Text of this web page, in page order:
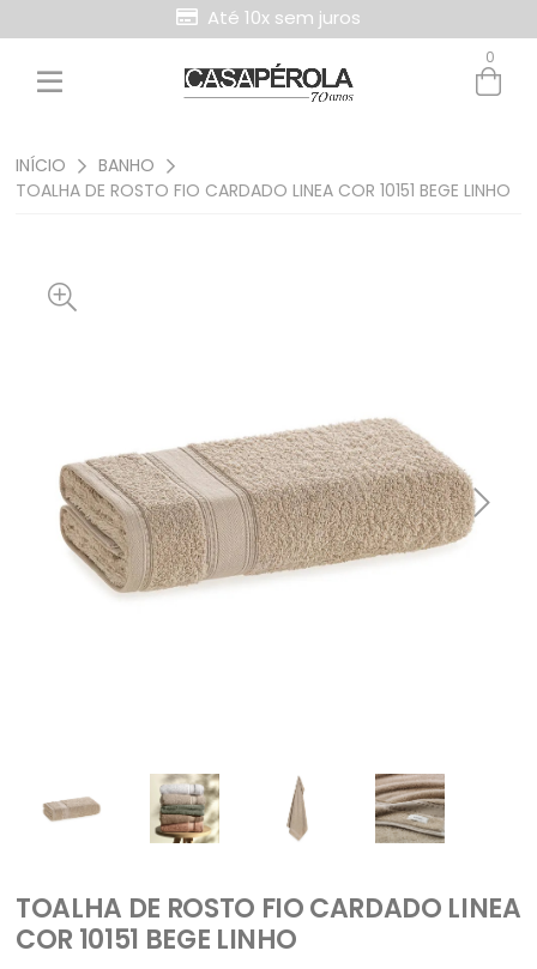
Até 10x sem juros
0
INÍCIO
BANHO
TOALHA DE ROSTO FIO CARDADO LINEA COR 10151 BEGE LINHO
TOALHA DE ROSTO FIO CARDADO LINEA
COR 10151 BEGE LINHO